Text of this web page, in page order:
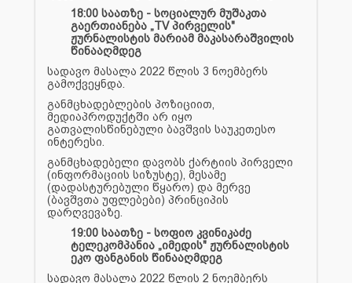
18:00 საათზე - სოციალურ მუშაკთა
გაერთიანება „TV პირველის"
ჟურნალისტის მარიამ მაკასარაშვილის
წინააღმდეგ
სადავო მასალა 2022 წლის 3 ნოემბერს
გამოქვეყნდა.
განმცხადებლების პოზიციით,
მედიაპროდუქტში არ იყო
გათვალისწინებული ბავშვის საუკეთესო
ინტერესი.
განმცხადებელი დავობს ქარტიის პირველი
(ინფორმაციის სიზუსტე), მესამე
(დადასტურებული წყარო) და მერვე
(ბავშვთა უფლებები) პრინციპის
დარღვევაზე.
19:00 საათზე - სოფიო კვინიკაძე
ტელეკომპანია „იმედის" ჟურნალისტის
ეკო ფანგანის წინააღმდეგ
სადავო მასალა 2022 წლის 2 ნოემბერს